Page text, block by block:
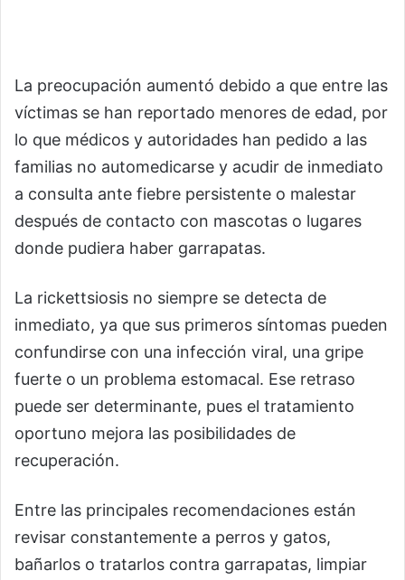
La preocupación aumentó debido a que entre las
víctimas se han reportado menores de edad, por
lo que médicos y autoridades han pedido a las
familias no automedicarse y acudir de inmediato
a consulta ante fiebre persistente o malestar
después de contacto con mascotas o lugares
donde pudiera haber garrapatas.
La rickettsiosis no siempre se detecta de
inmediato, ya que sus primeros síntomas pueden
confundirse con una infección viral, una gripe
fuerte o un problema estomacal. Ese retraso
puede ser determinante, pues el tratamiento
oportuno mejora las posibilidades de
recuperación.
Entre las principales recomendaciones están
revisar constantemente a perros y gatos,
bañarlos o tratarlos contra garrapatas, limpiar